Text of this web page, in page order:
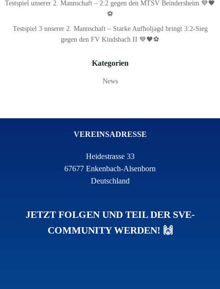
Testspiel unserer 2. Mannschaft – 2:2 gegen den MTSV Beindersheim 💙🖤
⚽
Testspiel 3 unserer 2. Mannschaft – Starke Aufholjagd bringt 3:2-Sieg
gegen den FV Kindsbach II 💙🖤⚽
Kategorien
News
VEREINSADRESSE
Heidestrasse 33
67677 Enkenbach-Alsenborn
Deutschland
JETZT FOLGEN UND TEIL DER SVE-
COMMUNITY WERDEN! 🙌